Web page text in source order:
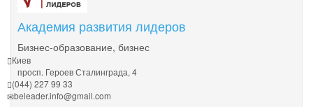
Академия развития лидеров
Бизнес-образование, бизнес
Киев
просп. Героев Сталинграда, 4
(044) 227 99 33
beleader.info@gmail.com